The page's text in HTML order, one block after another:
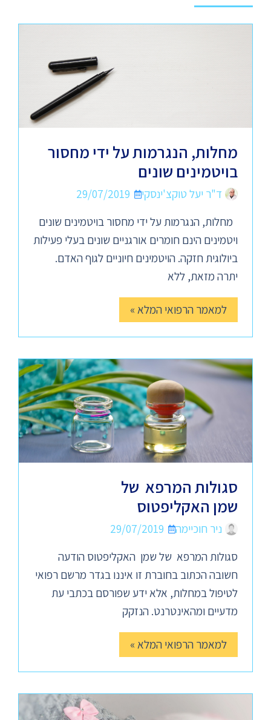
מחלות, הנגרמות על ידי מחסור
בויטמינים שונים
ד"ר יעל טוקצ'ינסקי
29/07/2019
מחלות, הנגרמות על ידי מחסור בויטמינים שונים
ויטמינים הינם חומרים אורגניים שונים בעלי פעילות
ביולוגית חזקה. הויטמינים חיוניים לגוף האדם.
יתרה מזאת, ללא
למאמר הרפואי המלא »
סגולות המרפא של
שמן האקליפטוס
ניר חוכיימה
29/07/2019
סגולות המרפא של שמן האקליפטוס הודעה
חשובה הכתוב בחוברת זו איננו בגדר מרשם רפואי
לטיפול במחלות, אלא ידע שפורסם בכתבי עת
מדעיים ומהאינטרנט. הנזקק
למאמר הרפואי המלא »